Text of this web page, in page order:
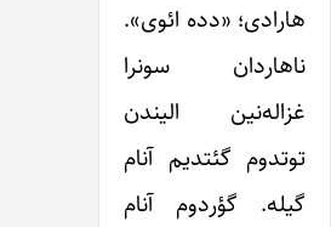
هارادی؛ «دده ائوی».
ناهاردان سونرا
غزاله‌نین الیندن
توتدوم گئتدیم آنام
گیله. گؤردوم آنام